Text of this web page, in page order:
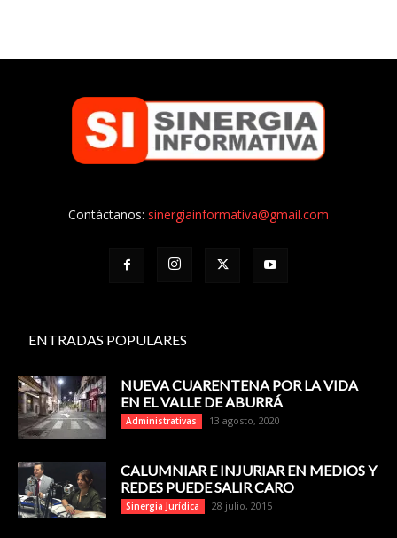
Contáctanos: sinergiainformativa@gmail.com
ENTRADAS POPULARES
NUEVA CUARENTENA POR LA VIDA
EN EL VALLE DE ABURRÁ
Administrativas 13 agosto, 2020
CALUMNIAR E INJURIAR EN MEDIOS Y
REDES PUEDE SALIR CARO
Sinergia Jurídica 28 julio, 2015